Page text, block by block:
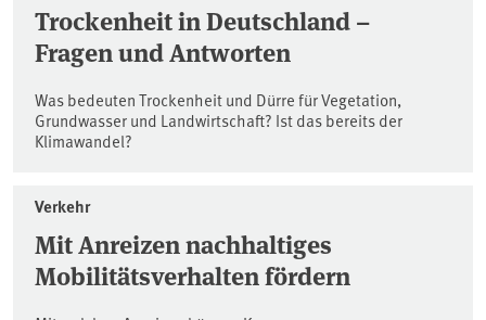
Trockenheit in Deutschland –
Fragen und Antworten
Was bedeuten Trockenheit und Dürre für Vegetation,
Grundwasser und Landwirtschaft? Ist das bereits der
Klimawandel?
Verkehr
Mit Anreizen nachhaltiges
Mobilitätsverhalten fördern